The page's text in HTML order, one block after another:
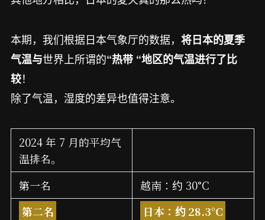
本期，我们根据日本气象厅的数据， 将日本的夏季
气温与世界上所谓的“热带 “地区的气温进行了比
较！
除了气温，湿度的差异也值得注意。
2024 年 7 月的平均气
温排名。
第一名
越南：约 30°C
第二名
日本：约 28.3°C